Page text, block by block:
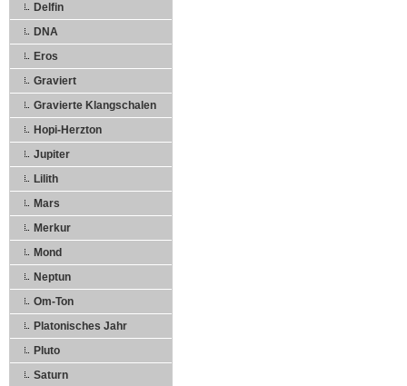
Delfin
DNA
Eros
Graviert
Gravierte Klangschalen
Hopi-Herzton
Jupiter
Lilith
Mars
Merkur
Mond
Neptun
Om-Ton
Platonisches Jahr
Pluto
Saturn